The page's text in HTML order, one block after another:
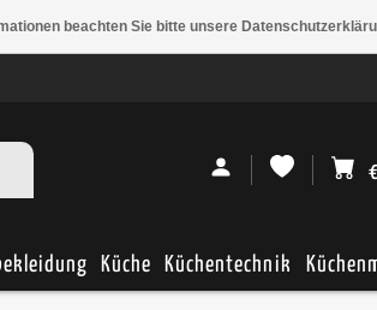
Küche Küchentechnik
beachten Sie bitte unsere